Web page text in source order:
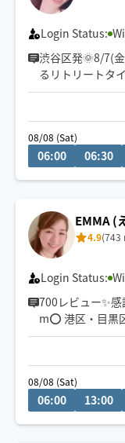
Login Status:
渋谷区発🌞8/7(
るリトリートタ
08/08 (Sat)
06:00 06:30
EMMA (
4.9(743
Login Status:
700レビュー✨
m⭕️ 港区・目黒
でのサービス実
盤•巻き肩調整
小顔フェイシャ
せください)
HOGUGU公式
08/08 (Sat)
06:00 13:00